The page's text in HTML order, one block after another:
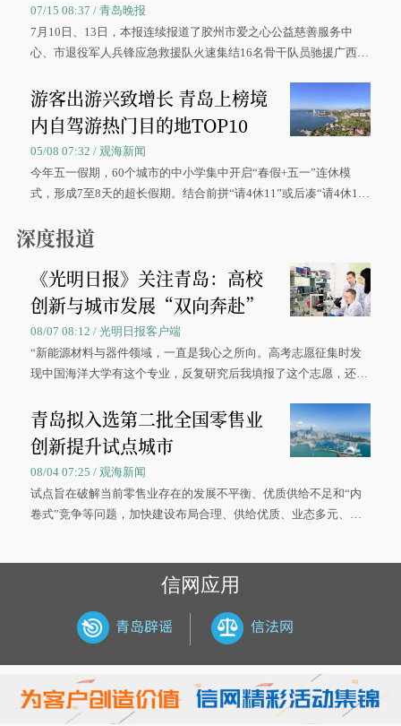
07/15 08:37 / 青岛晚报
7月10日、13日，本报连续报道了胶州市爱之心公益慈善服务中
心、市退役军人兵锋应急救援队火速集结16名骨干队员驰援广西灾
游客出游兴致增长 青岛上榜境
内自驾游热门目的地TOP10
05/08 07:32 / 观海新闻
今年五一假期，60个城市的中小学集中开启“春假+五一”连休模
式，形成7至8天的超长假期。结合前拼“请4休11”或后凑“请4休1
深度报道
《光明日报》关注青岛：高校
创新与城市发展“双向奔赴”
08/07 08:12 / 光明日报客户端
“新能源材料与器件领域，一直是我心之所向。高考志愿征集时发
现中国海洋大学有这个专业，反复研究后我填报了这个志愿，还真
大学材料科学与工程学院材料类专业的录取通知书。
青岛拟入选第二批全国零售业
创新提升试点城市
08/04 07:25 / 观海新闻
试点旨在破解当前零售业存在的发展不平衡、优质供给不足和“内
卷式”竞争等问题，加快建设布局合理、供给优质、业态多元、智
信网应用